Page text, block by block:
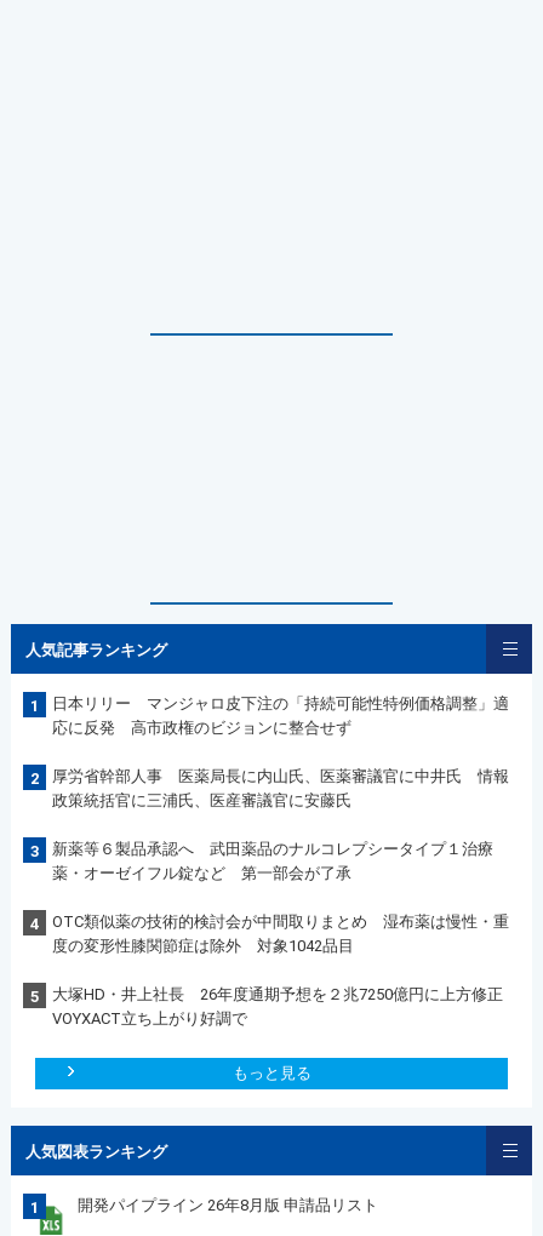
人気記事ランキング
1
日本リリー マンジャロ皮下注の「持続可能性特例価格調整」適
応に反発 高市政権のビジョンに整合せず
2
厚労省幹部人事 医薬局長に内山氏、医薬審議官に中井氏 情報
政策統括官に三浦氏、医産審議官に安藤氏
3
新薬等６製品承認へ 武田薬品のナルコレプシータイプ１治療
薬・オーゼイフル錠など 第一部会が了承
4
OTC類似薬の技術的検討会が中間取りまとめ 湿布薬は慢性・重
度の変形性膝関節症は除外 対象1042品目
5
大塚HD・井上社長 26年度通期予想を２兆7250億円に上方修正
VOYXACT立ち上がり好調で
もっと見る
人気図表ランキング
1 開発パイプライン 26年8月版 申請品リスト